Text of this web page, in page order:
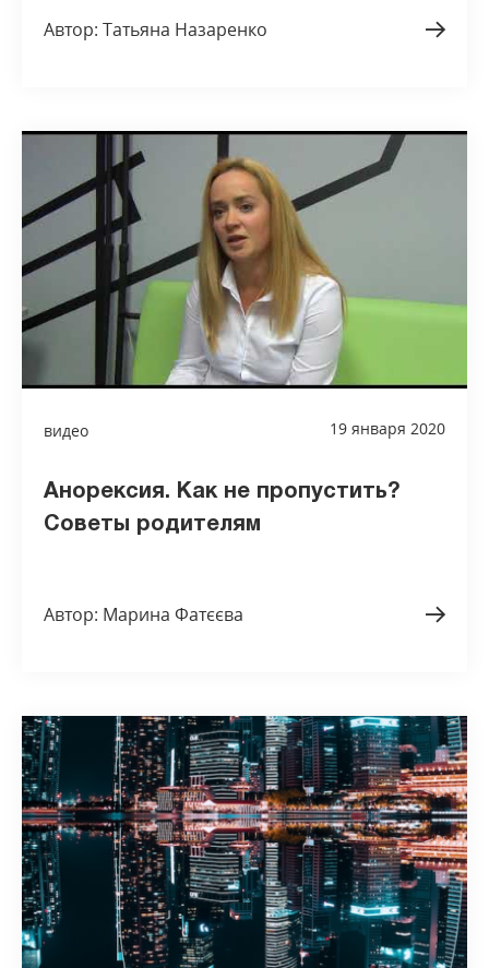
Автор: Татьяна Назаренко
видео 19 января 2020
Анорексия. Как не пропустить?
Советы родителям
Автор: Марина Фатєєва